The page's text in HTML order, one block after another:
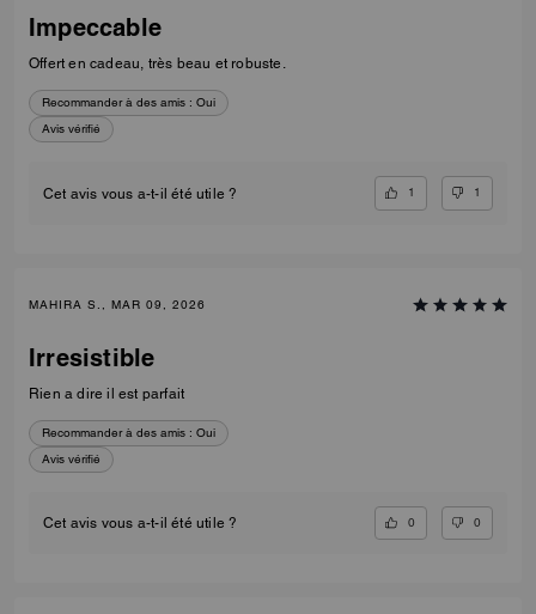
Impeccable
Offert en cadeau, très beau et robuste.
Recommander à des amis : Oui
Avis vérifié
Cet avis vous a-t-il été utile ? 1 1
MAHIRA S., MAR 09, 2026
Irresistible
Rien a dire il est parfait
Recommander à des amis : Oui
Avis vérifié
Cet avis vous a-t-il été utile ? 0 0